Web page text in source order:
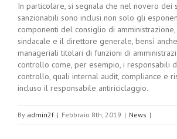
In particolare, si segnala che nel novero dei
sanzionabili sono inclusi non solo gli
componenti del consiglio di
sindacale e il direttore generale, bensì
manageriali titolari di funzioni di
controllo come, per esempio, i responsabili
controllo, quali internal audit, compliance e
incluso il responsabile antiriciclaggio.
By admin2f | Febbraio 8th, 2019 | News |